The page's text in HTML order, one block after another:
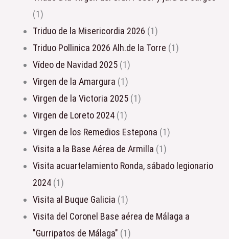
(1)
Triduo de la Misericordia 2026 (1)
Triduo Pollinica 2026 Alh.de la Torre (1)
Vídeo de Navidad 2025 (1)
Virgen de la Amargura (1)
Virgen de la Victoria 2025 (1)
Virgen de Loreto 2024 (1)
Virgen de los Remedios Estepona (1)
Visita a la Base Aérea de Armilla (1)
Visita acuartelamiento Ronda, sábado legionario
2024 (1)
Visita al Buque Galicia (1)
Visita del Coronel Base aérea de Málaga a
"Gurripatos de Málaga" (1)